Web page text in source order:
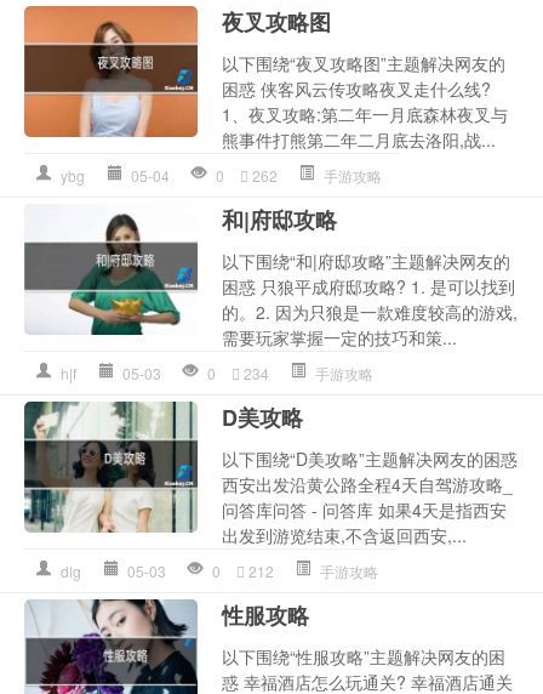
夜叉攻略图
以下围绕“夜叉攻略图”主题解决网友的
困惑 侠客风云传攻略夜叉走什么线?
1、夜叉攻略:第二年一月底森林夜叉与
熊事件打熊第二年二月底去洛阳,战...
ybg 05-04 0 262 手游攻略
和|府邸攻略
以下围绕“和|府邸攻略”主题解决网友的
困惑 只狼平成府邸攻略? 1. 是可以找到
的。2. 因为只狼是一款难度较高的游戏,
需要玩家掌握一定的技巧和策...
h|f 05-03 0 234 手游攻略
D美攻略
以下围绕“D美攻略”主题解决网友的困惑
西安出发沿黄公路全程4天自驾游攻略_
问答库问答 - 问答库 如果4天是指西安
出发到游览结束,不含返回西安,...
dlg 05-03 0 212 手游攻略
性服攻略
以下围绕“性服攻略”主题解决网友的困
惑 幸福酒店怎么玩通关? 幸福酒店通关